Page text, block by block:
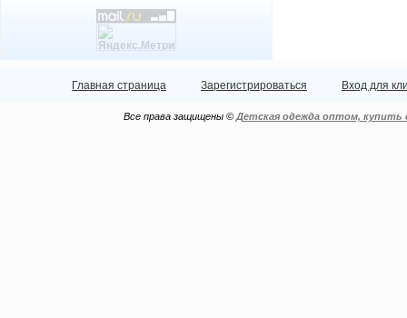
Главная страница Зарегистрироваться Вход для
Все права защищены © Детская одежда оптом,